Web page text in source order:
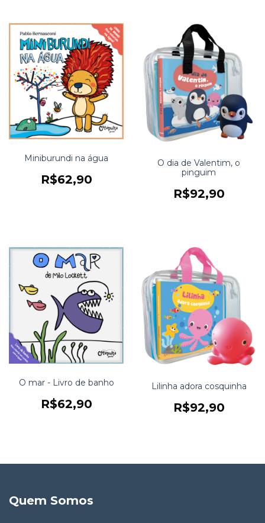
Miniburundi na água
R$62,90
O dia de Valentim, o
pinguim
R$92,90
O mar - Livro de banho
R$62,90
Lilinha adora cosquinha
R$92,90
Quem Somos